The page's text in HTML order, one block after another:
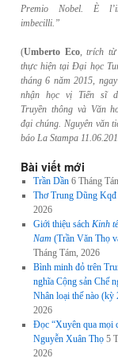
Premio Nobel. È
imbecilli.”
(Umberto Eco,trích từ
thực hiện tại Đại học
tháng 6 năm 2015,
nhận học vị Tiến sĩ
Truyền thông và Văn
đại chúng. Nguyên văn
báo La Stampa
Bài viết mới
Trần Dần 6 Tháng
Thơ Trung Dũng Kqđ
2026
Giới thiệu sách Kinh
Nam (Trần Văn Thọ
Tháng Tám, 2026
Bình minh đỏ trên
nghĩa Cộng sản Chế
Nhân loại thế nào (kỳ
2026
Đọc “Xuyên qua mọi
Nguyễn Xuân Thọ 5
2026